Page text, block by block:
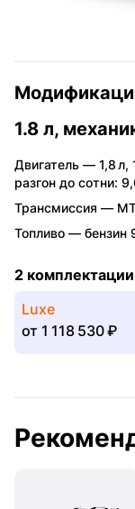
1.8 л,
Двигатель — 1,8 л,
разгон до сотни:
Трансмиссия —
Топливо — бензин
2 комплектации
Luxe
от 1 118 530 ₽